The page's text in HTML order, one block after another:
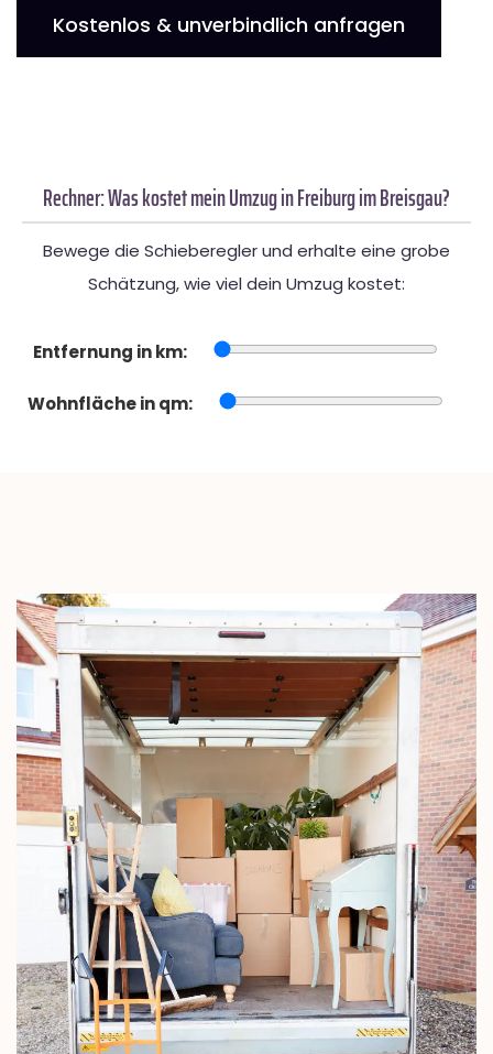
Kostenlos & unverbindlich anfragen
Rechner: Was kostet mein Umzug in Freiburg im Breisgau?
Bewege die Schieberegler und erhalte eine grobe
Schätzung, wie viel dein Umzug kostet:
Entfernung in km:
Wohnfläche in qm: